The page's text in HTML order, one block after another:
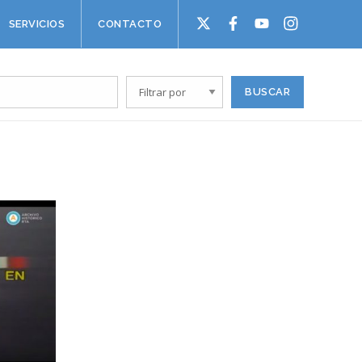
SERVICIOS CONTACTO